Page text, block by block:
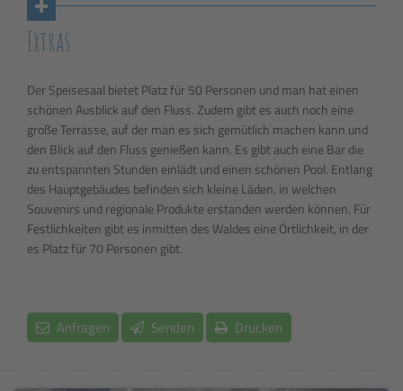
Extras
Der Speisesaal bietet Platz für 50 Personen und man hat einen
schönen Ausblick auf den Fluss. Zudem gibt es auch noch eine
große Terrasse, auf der man es sich gemütlich machen kann und
den Blick auf den Fluss genießen kann. Es gibt auch eine Bar die
zu entspannten Stunden einlädt und einen schönen Pool. Entlang
des Hauptgebäudes befinden sich kleine Läden, in welchen
Souvenirs und regionale Produkte erstanden werden können. Für
Festlichkeiten gibt es inmitten des Waldes eine Örtlichkeit, in der
es Platz für 70 Personen gibt.
Anfragen Senden Drucken